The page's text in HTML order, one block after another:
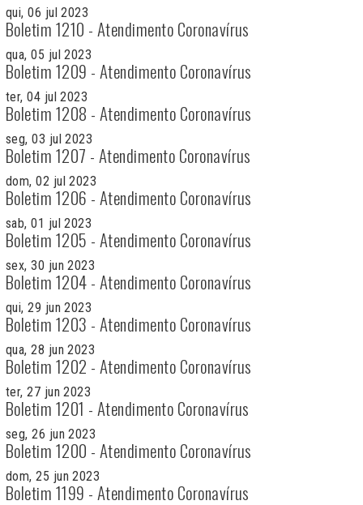
qui, 06 jul 2023
Boletim 1210 - Atendimento Coronavírus
qua, 05 jul 2023
Boletim 1209 - Atendimento Coronavírus
ter, 04 jul 2023
Boletim 1208 - Atendimento Coronavírus
seg, 03 jul 2023
Boletim 1207 - Atendimento Coronavírus
dom, 02 jul 2023
Boletim 1206 - Atendimento Coronavírus
sab, 01 jul 2023
Boletim 1205 - Atendimento Coronavírus
sex, 30 jun 2023
Boletim 1204 - Atendimento Coronavírus
qui, 29 jun 2023
Boletim 1203 - Atendimento Coronavírus
qua, 28 jun 2023
Boletim 1202 - Atendimento Coronavírus
ter, 27 jun 2023
Boletim 1201 - Atendimento Coronavírus
seg, 26 jun 2023
Boletim 1200 - Atendimento Coronavírus
dom, 25 jun 2023
Boletim 1199 - Atendimento Coronavírus